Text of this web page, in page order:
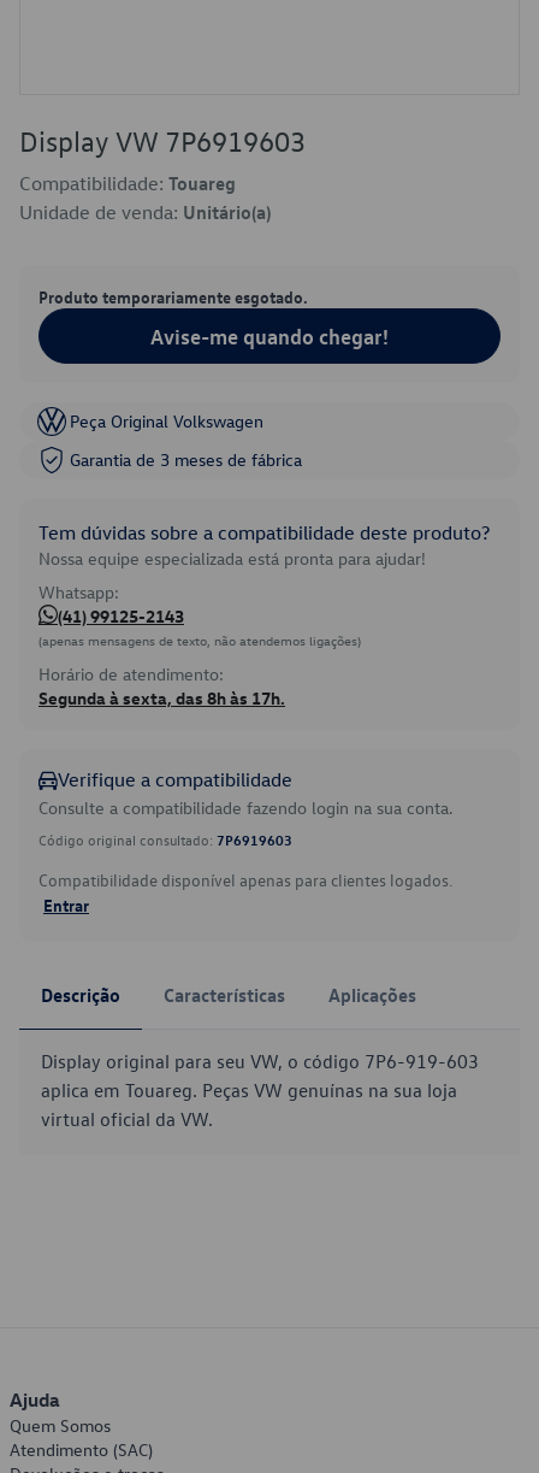
Display VW 7P6919603
Compatibilidade: Touareg
Unidade de venda: Unitário(a)
Produto temporariamente esgotado.
Avise-me quando chegar!
Peça Original Volkswagen
Garantia de 3 meses de fábrica
Tem dúvidas sobre a compatibilidade deste produto?
Nossa equipe especializada está pronta para ajudar!
Whatsapp:
(41) 99125-2143
(apenas mensagens de texto, não atendemos ligações)
Horário de atendimento:
Segunda à sexta, das 8h às 17h.
Verifique a compatibilidade
Consulte a compatibilidade fazendo login na sua conta.
Código original consultado: 7P6919603
Compatibilidade disponível apenas para clientes logados.
Entrar
Descrição Características Aplicações
Display original para seu VW, o código 7P6-919-603
aplica em Touareg. Peças VW genuínas na sua loja
virtual oficial da VW.
Ajuda
Quem Somos
Atendimento (SAC)